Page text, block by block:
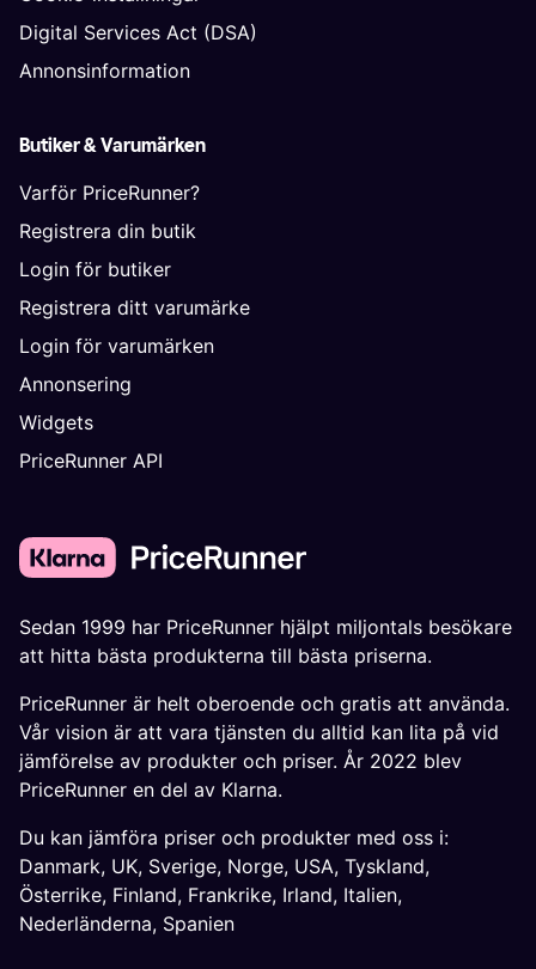
Digital Services Act (DSA)
Annonsinformation
Butiker & Varumärken
Varför PriceRunner?
Registrera din butik
Login för butiker
Registrera ditt varumärke
Login för varumärken
Annonsering
Widgets
PriceRunner API
Sedan 1999 har PriceRunner hjälpt miljontals besökare
att hitta bästa produkterna till bästa priserna.
PriceRunner är helt oberoende och gratis att använda.
Vår vision är att vara tjänsten du alltid kan lita på vid
jämförelse av produkter och priser. År 2022 blev
PriceRunner en del av Klarna.
Du kan jämföra priser och produkter med oss i:
Danmark, UK, Sverige, Norge, USA, Tyskland,
Österrike, Finland, Frankrike, Irland, Italien,
Nederländerna, Spanien